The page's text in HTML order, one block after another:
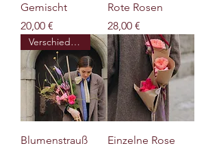
Gemischt
Preis
20,00 €
Rote Rosen
Preis
28,00 €
Verschiedene Größen
Blumenstrauß
Einzelne Rose